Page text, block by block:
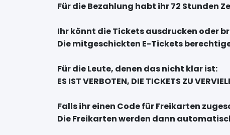
Für die Bezahlung habt ihr 72 Stunden
Ihr könnt die Tickets ausdrucken oder
Die mitgeschickten E-Tickets
Für die Leute, denen das nicht klar ist:
ES IST VERBOTEN, DIE TICKETS ZU
Falls ihr einen Code für Freikarten
Die Freikarten werden dann